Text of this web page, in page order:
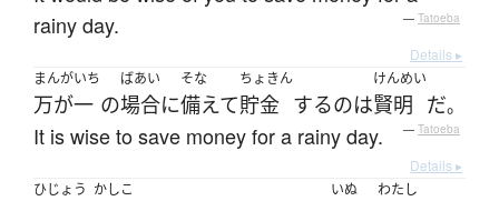
rainy day.
— Tatoeba
Details ▸
まんがいち
万が一 の
ばあい
場合に
そな
備えて
ちょきん
貯金 するのは
けんめい
賢明 だ。
It is wise to save money for a rainy day. — Tatoeba
Details ▸
ひじょう かしこ いぬ わたし